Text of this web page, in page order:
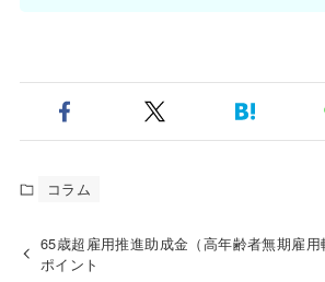
コラム
65歳超雇用推進助成金（高年齢者無期雇
ポイント